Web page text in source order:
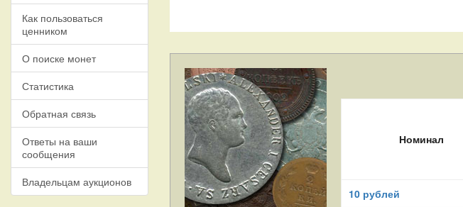
Как пользоваться
ценником
О поиске монет
Статистика
Обратная связь
Ответы на ваши
сообщения
Владельцам аукционов
Номинал
10 рублей